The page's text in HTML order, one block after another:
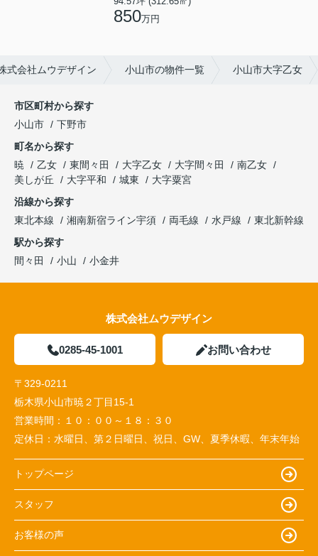
850万円
式会社ムウデザイン 小山市の物件一覧 小山市大字乙女
市区町村から探す
小山市
下野市
町名から探す
暁
乙女 東間々田 大字乙女 大字間々田
南乙女
美しが丘
大字平和 城東
大字粟宮
沿線から探す
東北本線
湘南新宿ライン宇須 両毛線 水戸線
東北新幹線
駅から探す
間々田
小山 小金井
株式会社ムウデザイン
0285-45-1001 お問い合わせ
〒329-0211
栃木県小山市暁２丁目15-1
営業時間： １０：００～１８：３０
定休日： 水曜日、第２日曜日、祝日、GW、夏季休暇、年末年始
トップページ
スタッフ
お客様の声